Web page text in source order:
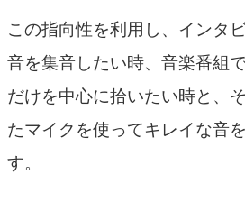
この指向性を利用し、インタ
音を集音したい時、音楽番組
だけを中心に拾いたい時と、
たマイクを使ってキレイな音
す。